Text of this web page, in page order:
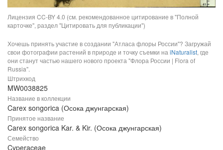
Лицензия CC-BY 4.0 (см. рекомендованное цитирование в "Полной
карточке", раздел "Цитировать для публикации")
Хочешь принять участие в создании "Атласа флоры России"? Загружай
свои фотографии растений в природе и точку съемки наiNaturalist, где
они станут частью нашего нового проекта "Флора России | Flora of
Russia".
Штрихкод
MW0038825
Название в коллекции
Carex songorica (Осока джунгарская)
Принятое название
Carex songorica Kar. & Kir. (Осока джунгарская)
Семейство
Cyperaceae